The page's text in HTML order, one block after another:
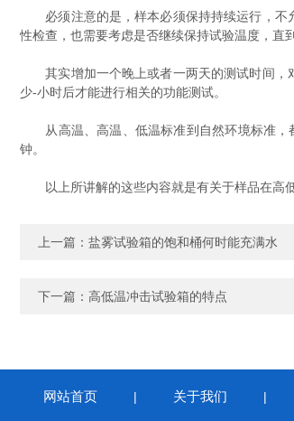
必须注意的是，样本必须保持持续运行，不允
性检查，也需要考虑是否继续保持试验温度，直
其实增加一个晚上或者一两天的测试时间，
少-小时后才能进行相关的功能测试。
从高温、高温、低温标准到自然环境标准，
钟。
以上所讲解的这些内容就是有关于样品在高低
上一篇： 盐雾试验箱的饱和桶何时能充满水
下一篇： 高低温冲击试验箱的特点
网站首页 | 关于我们 |